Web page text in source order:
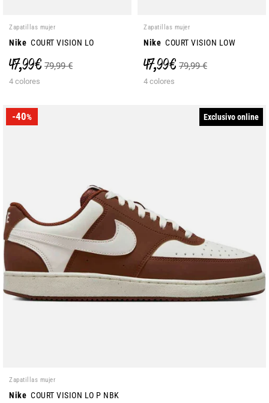
Zapatillas mujer
Nike COURT VISION LO
47,99 € 79,99 €
4 colores
Zapatillas mujer
Nike COURT VISION LOW
47,99 € 79,99 €
4 colores
-40% Exclusivo online
Zapatillas mujer
Nike COURT VISION LO P NBK